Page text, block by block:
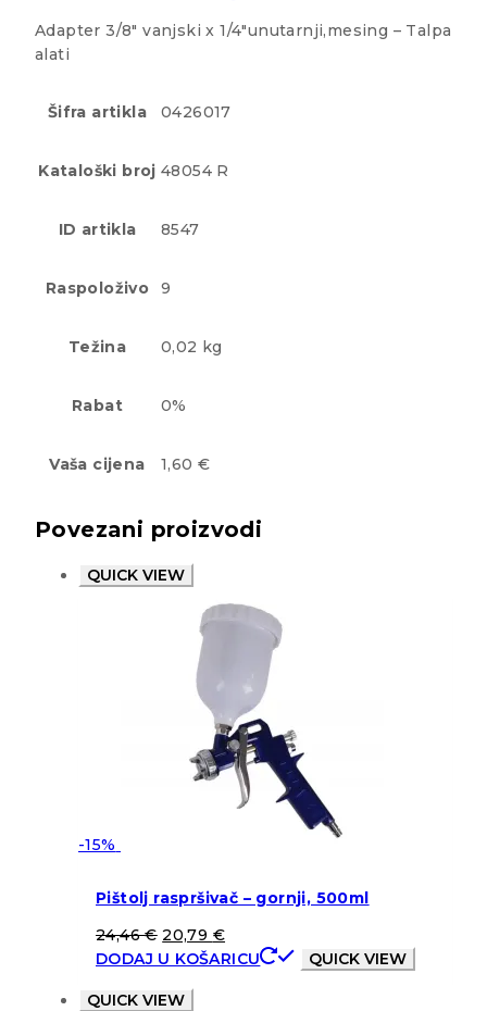
Adapter 3/8″ vanjski x 1/4″unutarnji,mesing – Talpa
alati
Šifra artikla 0426017
Kataloški broj 48054 R
ID artikla 8547
Raspoloživo 9
Težina 0,02 kg
Rabat 0%
Vaša cijena 1,60 €
Povezani proizvodi
QUICK VIEW
-15%
Pištolj raspršivač – gornji, 500ml
24,46€ 20,79 €
DODAJ U KOŠARICU
QUICK VIEW
QUICK VIEW